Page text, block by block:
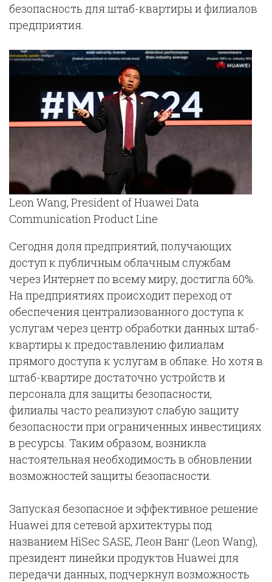
безопасность для штаб-квартиры и филиалов
предприятия.
Leon Wang, President of Huawei Data
Communication Product Line
Сегодня доля предприятий, получающих
доступ к публичным облачным службам
через Интернет по всему миру, достигла 60%.
На предприятиях происходит переход от
обеспечения централизованного доступа к
услугам через центр обработки данных штаб-
квартиры к предоставлению филиалам
прямого доступа к услугам в облаке. Но хотя в
штаб-квартире достаточно устройств и
персонала для защиты безопасности,
филиалы часто реализуют слабую защиту
безопасности при ограниченных инвестициях
в ресурсы. Таким образом, возникла
настоятельная необходимость в обновлении
возможностей защиты безопасности.
Запуская безопасное и эффективное решение
Huawei для сетевой архитектуры под
названием HiSec SASE, Леон Ванг (Leon Wang),
президент линейки продуктов Huawei для
передачи данных, подчеркнул возможность